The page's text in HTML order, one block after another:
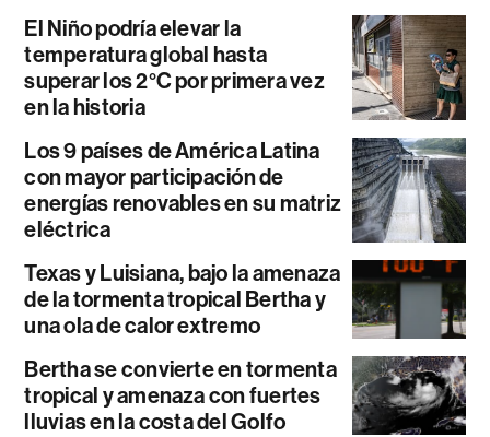
El Niño podría elevar la
temperatura global hasta
superar los 2°C por primera vez
en la historia
Los 9 países de América Latina
con mayor participación de
energías renovables en su matriz
eléctrica
Texas y Luisiana, bajo la amenaza
de la tormenta tropical Bertha y
una ola de calor extremo
Bertha se convierte en tormenta
tropical y amenaza con fuertes
lluvias en la costa del Golfo